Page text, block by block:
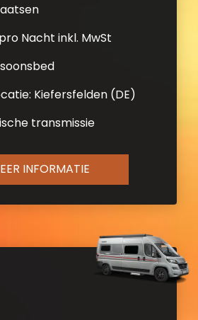
Nacht inkl. MwSt
Kiefersfelden (DE)
transmissie
INFORMATIE